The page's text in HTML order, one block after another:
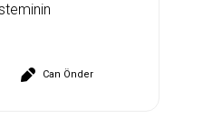
Can Önder